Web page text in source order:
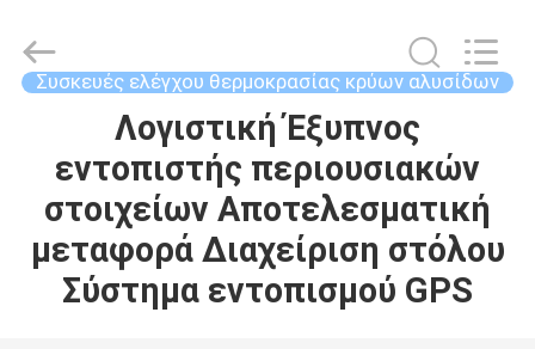
ΠΡΟΪΌΝΤΑ
ΕΜΦΆΝΙΣΗ
Rights
Συσκευές ελέγχου θερμοκρασίας κρύων αλυσίδων
Λογιστική Έξυπνος
εντοπιστής περιουσιακών
στοιχείων Αποτελεσματική
μεταφορά Διαχείριση στόλου
Σύστημα εντοπισμού GPS